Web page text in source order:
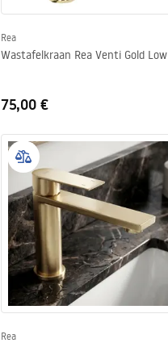
Rea
Wastafelkraan Rea Venti Gold Low
75,00 €
Rea